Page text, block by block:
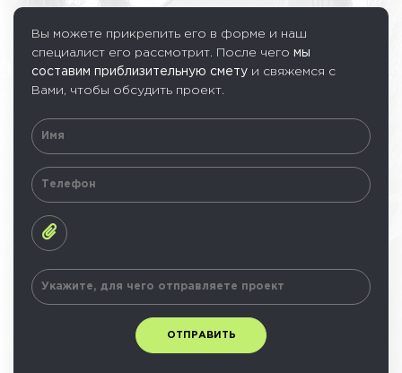
Вы можете прикрепить его в форме и наш
специалист его рассмотрит. После чего мы
составим приблизительную смету и свяжемся с
Вами, чтобы обсудить проект.